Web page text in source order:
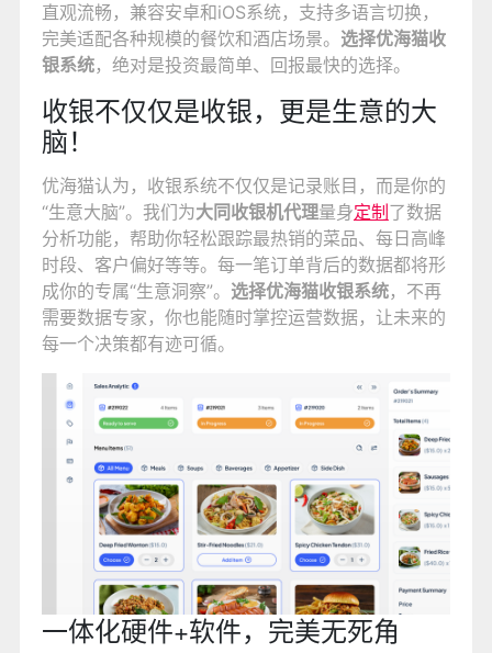
直观流畅，兼容安卓和iOS系统，支持多语言切换，
完美适配各种规模的餐饮和酒店场景。 选择优海猫收
银系统，绝对是投资最简单、回报最快的选择。
收银不仅仅是收银，更是生意的大
脑！
优海猫认为，收银系统不仅仅是记录账目，而是你的
“生意大脑”。我们为大同收银机代理量身定制 了数据
分析功能，帮助你轻松跟踪最热销的菜品、每日高峰
时段、客户偏好等等。每一笔订单背后的数据都将形
成你的专属“生意洞察”。 选择优海猫收银系统，不再
需要数据专家，你也能随时掌控运营数据，让未来的
每一个决策都有迹可循。
一体化硬件+软件，完美无死角